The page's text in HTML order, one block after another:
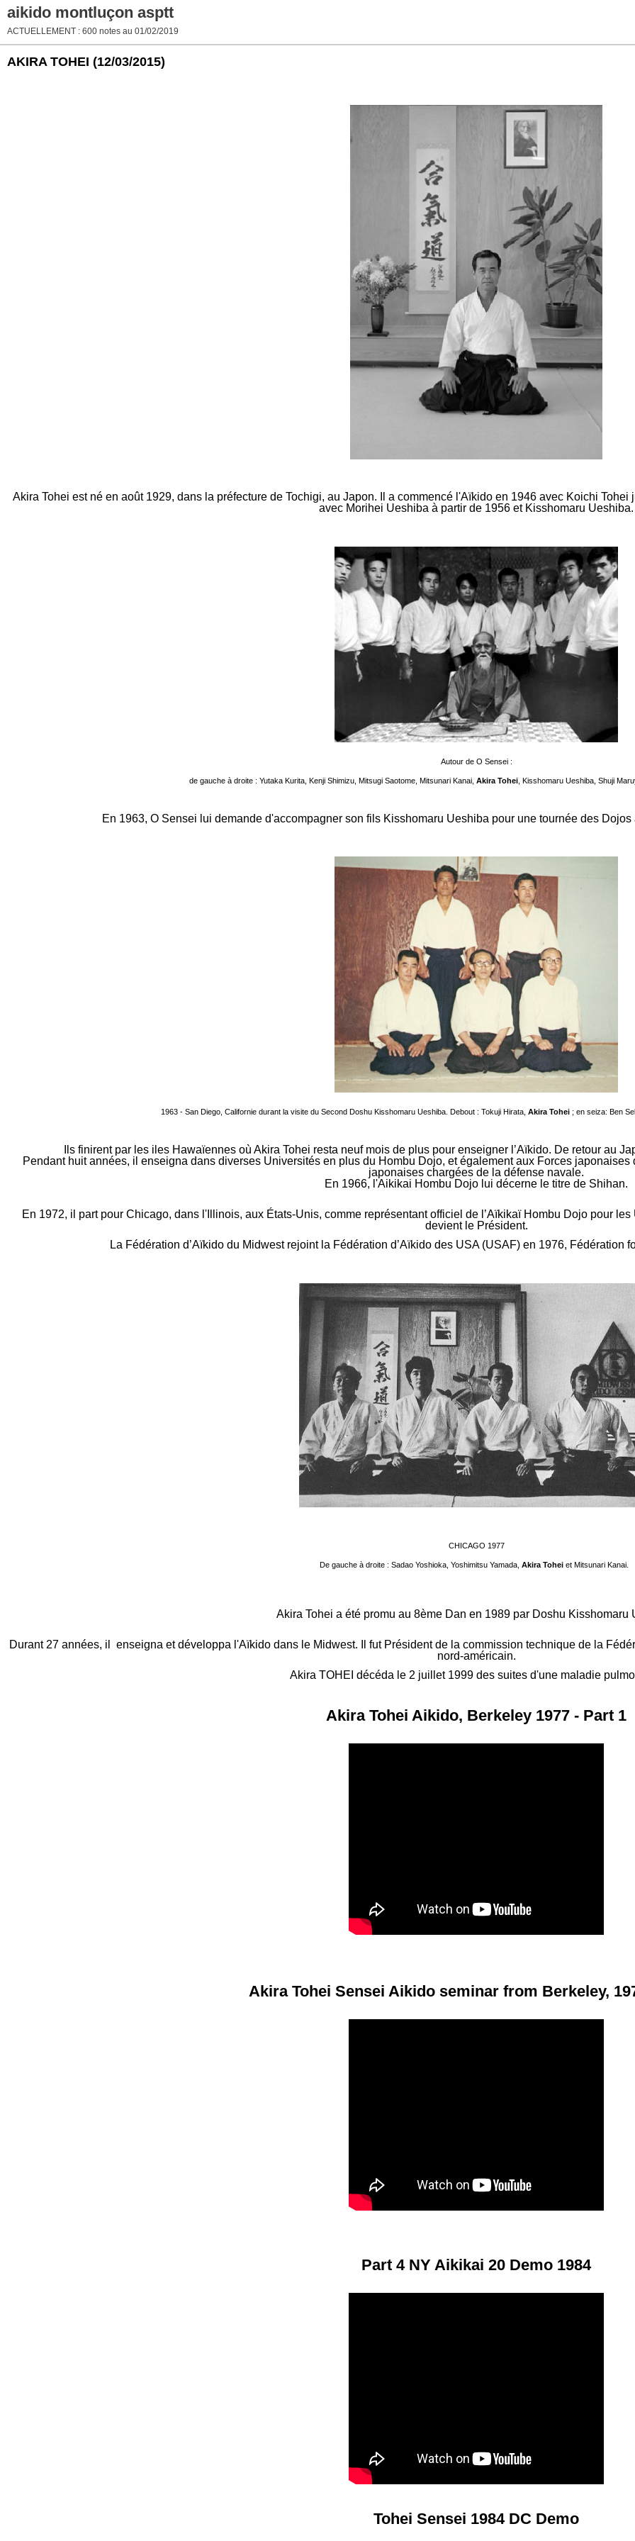
aikido montluçon asptt
ACTUELLEMENT : 600 notes au 01/02/2019
AKIRA TOHEI (12/03/2015)
Akira Tohei est né en août 1929, dans la préfecture de Tochigi, au Japon. Il a commencé l'Aïkido en 1946 avec Koichi
avec Morihei Ueshiba à partir de 1956 et Kisshomaru Ueshiba.
Autour de O Sensei :
de gauche à droite : Yutaka Kurita, Kenji Shimizu, Mitsugi Saotome, Mitsunari Kanai, Akira Tohei , Kisshomaru Ueshiba, Shuji
En 1963, O Sensei lui demande d'accompagner son fils Kisshomaru Ueshiba pour une tournée des
1963 - San Diego, Californie durant la visite du Second Doshu Kisshomaru Ueshiba. Debout : Tokuji Hirata, Akira Tohei ; en seiza: Ben
Ils finirent par les iles Hawaïennes où Akira Tohei resta neuf mois de plus pour enseigner l’Aïkido. De retour au
Pendant huit années, il enseigna dans diverses Universités en plus du Hombu Dojo, et également aux Forces
japonaises chargées de la défense navale.
En 1966, l'Aikikai Hombu Dojo lui décerne le titre de Shihan.
En 1972, il part pour Chicago, dans l'Illinois, aux États-Unis, comme représentant officiel de l’Aïkikaï Hombu Dojo pour
devient le Président.
La Fédération d’Aïkido du Midwest rejoint la Fédération d’Aïkido des USA (USAF) en 1976, Fédération
CHICAGO 1977
De gauche à droite : Sadao Yoshioka, Yoshimitsu Yamada, Akira Tohei et Mitsunari Kanai.
Akira Tohei a été promu au 8ème Dan en 1989 par Doshu Kisshomaru
Durant 27 années, il enseigna et développa l'Aïkido dans le Midwest. Il fut Président de la commission technique de la
nord-américain.
Akira TOHEI décéda le 2 juillet 1999 des suites d'une maladie
Akira Tohei Aikido, Berkeley 1977 - Part 1
Akira Tohei Sensei Aikido seminar from Berkeley,
Part 4 NY Aikikai 20 Demo 1984
Tohei Sensei 1984 DC Demo